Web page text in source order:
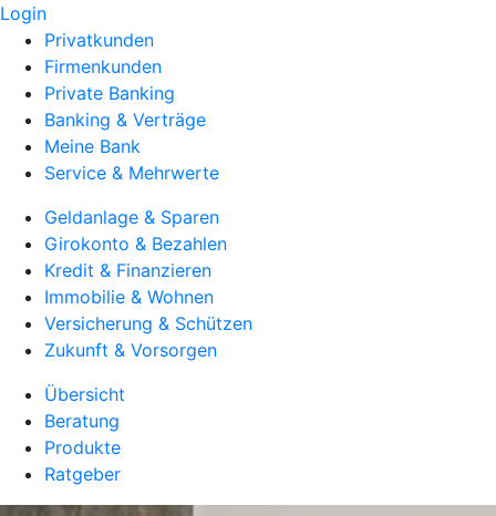
Login
Privatkunden
Firmenkunden
Private Banking
Banking & Verträge
Meine Bank
Service & Mehrwerte
Geldanlage & Sparen
Girokonto & Bezahlen
Kredit & Finanzieren
Immobilie & Wohnen
Versicherung & Schützen
Zukunft & Vorsorgen
Übersicht
Beratung
Produkte
Ratgeber